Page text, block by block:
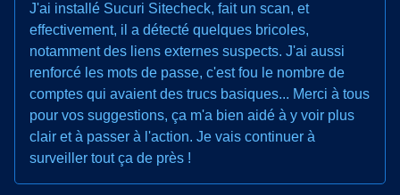
J'ai installé Sucuri Sitecheck, fait un scan, et
effectivement, il a détecté quelques bricoles,
notamment des liens externes suspects. J'ai aussi
renforcé les mots de passe, c'est fou le nombre de
comptes qui avaient des trucs basiques... Merci à tous
pour vos suggestions, ça m'a bien aidé à y voir plus
clair et à passer à l'action. Je vais continuer à
surveiller tout ça de près !